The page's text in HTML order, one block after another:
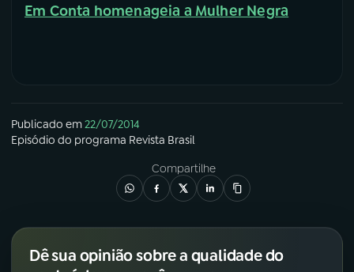
Em Conta homenageia a Mulher Negra
Publicado em22/07/2014
Episódio do programa Revista Brasil
Compartilhe
Dê sua opinião sobre a qualidade do